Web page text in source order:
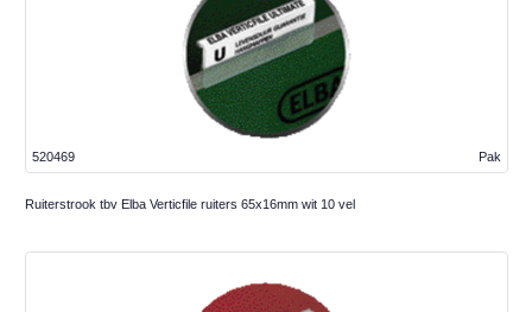
Pak
520469
Ruiterstrook tbv Elba Verticfile ruiters 65x16mm wit 10 vel